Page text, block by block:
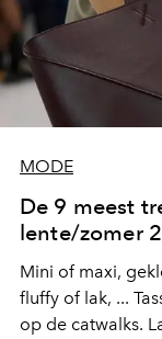
MODE
De 9 meest
lente/zomer
Mini of maxi,
fluffy of lak, ...
op de catwalks.